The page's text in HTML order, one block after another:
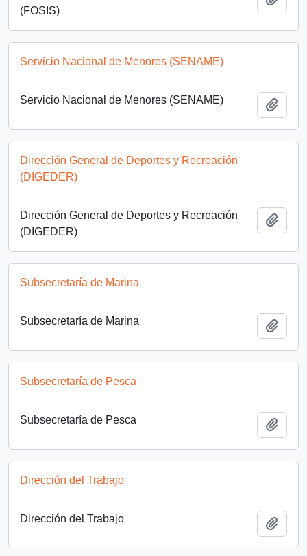
(FOSIS)
Servicio Nacional de Menores (SENAME)
Servicio Nacional de Menores (SENAME)
Dirección General de Deportes y Recreación
(DIGEDER)
Dirección General de Deportes y Recreación
(DIGEDER)
Subsecretaría de Marina
Subsecretaría de Marina
Subsecretaría de Pesca
Subsecretaría de Pesca
Dirección del Trabajo
Dirección del Trabajo